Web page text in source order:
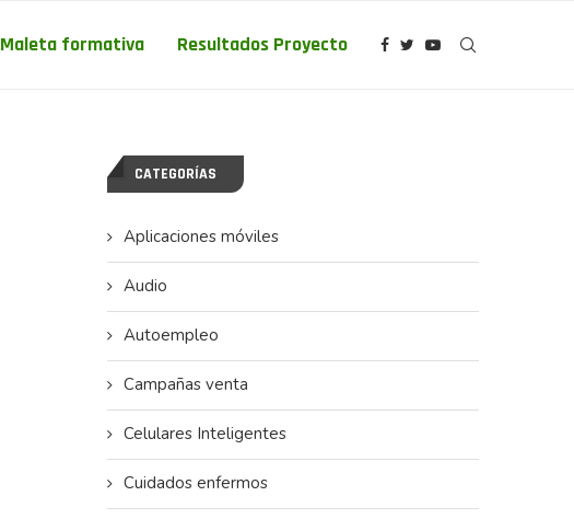
Maleta formativa Resultados Proyecto
CATEGORÍAS
Aplicaciones móviles
Audio
Autoempleo
Campañas venta
Celulares Inteligentes
Cuidados enfermos